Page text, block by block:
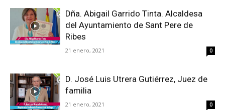
Dña. Abigail Garrido Tinta. Alcaldesa
del Ayuntamiento de Sant Pere de
Ribes
21 enero, 2021 0
D. José Luis Utrera Gutiérrez, Juez de
familia
21 enero, 2021 0